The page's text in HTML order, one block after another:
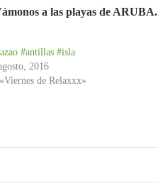
a las playas de ARUBA.
#antillas #isla
2016
de Relaxxx»